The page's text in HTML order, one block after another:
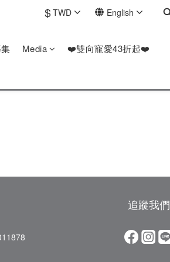
$TWD English
Media
❤️雙向寵愛43折起❤️
追蹤我們